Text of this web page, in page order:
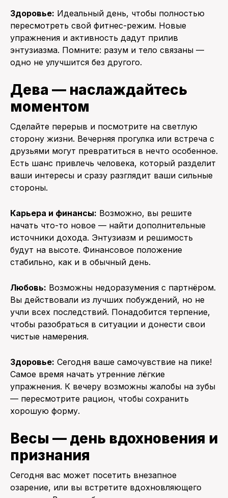
Здоровье: Идеальный день, чтобы полностью
пересмотреть свой фитнес-режим. Новые
упражнения и активность дадут прилив
энтузиазма. Помните: разум и тело связаны —
одно не улучшится без другого.
Дева — наслаждайтесь
моментом
Сделайте перерыв и посмотрите на светлую
сторону жизни. Вечерняя прогулка или встреча с
друзьями могут превратиться в нечто особенное.
Есть шанс привлечь человека, который разделит
ваши интересы и сразу разглядит ваши сильные
стороны.
Карьера и финансы: Возможно, вы решите
начать что-то новое — найти дополнительные
источники дохода. Энтузиазм и решимость
будут на высоте. Финансовое положение
стабильно, как и в обычный день.
Любовь: Возможны недоразумения с партнёром.
Вы действовали из лучших побуждений, но не
учли всех последствий. Понадобится терпение,
чтобы разобраться в ситуации и донести свои
чистые намерения.
Здоровье: Сегодня ваше самочувствие на пике!
Самое время начать утренние лёгкие
упражнения. К вечеру возможны жалобы на зубы
— пересмотрите рацион, чтобы сохранить
хорошую форму.
Весы — день вдохновения и
признания
Сегодня вас может посетить внезапное
озарение, или вы встретите вдохновляющего